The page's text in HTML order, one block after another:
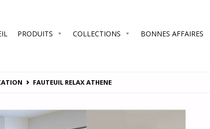
PRODUITS COLLECTIONS BONNES AFFAIRES
FAUTEUIL RELAX ATHENE